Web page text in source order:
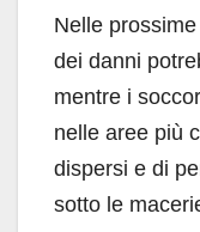
Nelle
dei danni
mentre i
nelle aree più
dispersi e di
sotto le